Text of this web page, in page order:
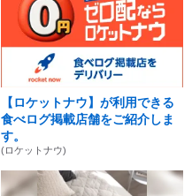
【ロケットナウ】が利用できる
食べログ掲載店舗をご紹介しま
す。
(ロケットナウ)